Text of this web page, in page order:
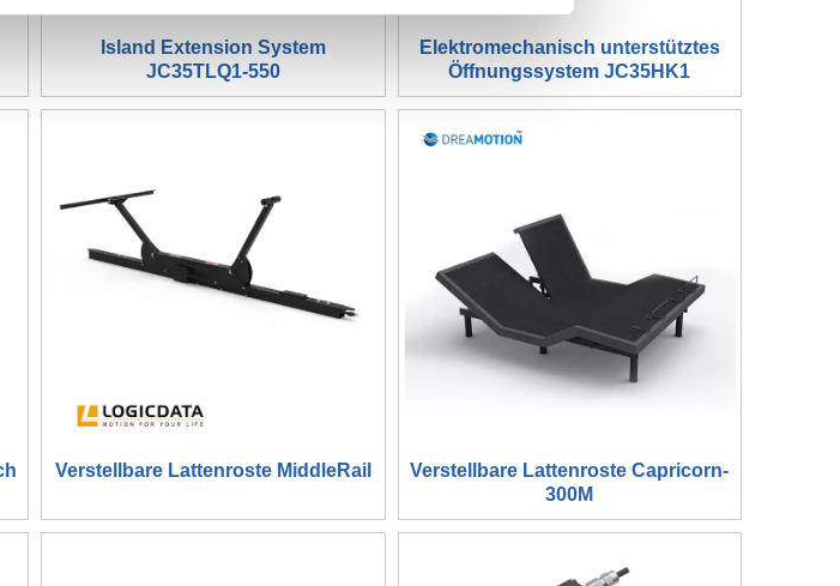
Island Extension System
JC35TLQ1-550
Elektromechanisch unterstütztes
Öffnungssystem JC35HK1
Verstellbare Lattenroste MiddleRail
Verstellbare Lattenroste Capricorn-
300M